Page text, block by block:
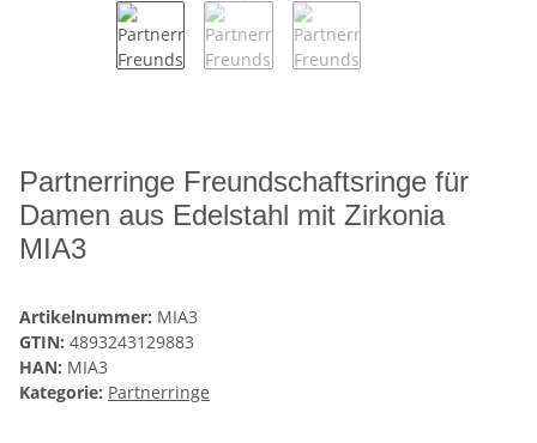
Partnerringe Freundschaftsringe für
Damen aus Edelstahl mit Zirkonia
MIA3
Artikelnummer: MIA3
GTIN: 4893243129883
HAN: MIA3
Kategorie: Partnerringe